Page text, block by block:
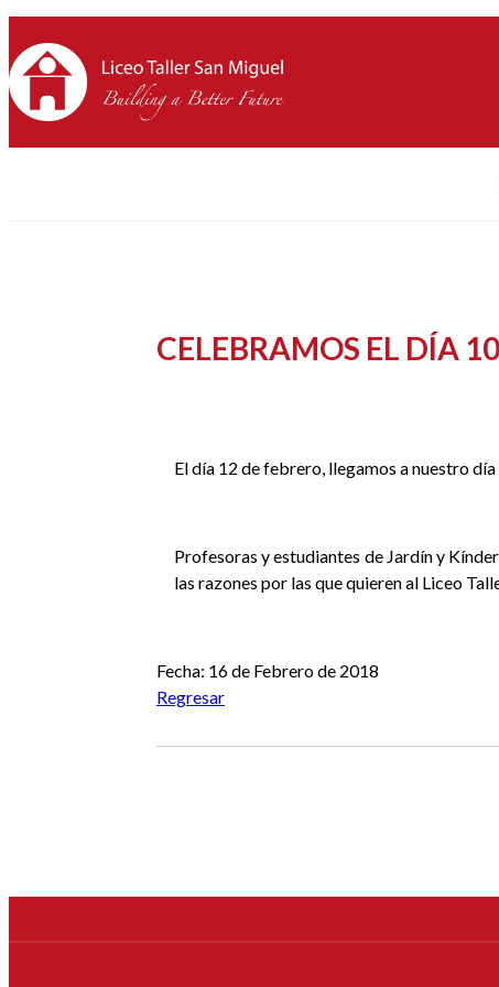
CELEBRAMOS EL DÍA
El día 12 de febrero, llegamos a nuestro
Profesoras y estudiantes de Jardín y
las razones por las que quieren al Liceo
Anterior
Siguiente
Fecha: 16 de Febrero de 2018
Regresar